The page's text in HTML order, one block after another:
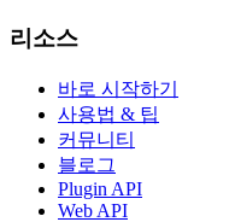
리소스
바로 시작하기
사용법 & 팁
커뮤니티
블로그
Plugin API
Web API